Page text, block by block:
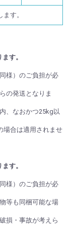
す。
す。
様）のご負担が必
の発送となりま
、なおかつ25kg以
場合は適用されませ
す。
様）のご負担が必
等も同梱可能な場
損・事故が考えら